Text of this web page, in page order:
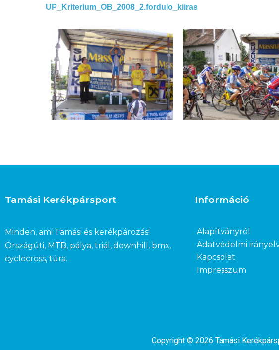
UP_Kriterium_OB_2008_2.fordulo_kiiras
Tamási Kerékpársport
Minden, ami Tamási és kerékpározás!
Országúti, MTB, pálya, triál, downhill, bmx,
cyclocross, túra.
Információ
Alapítványról
Adatvédelmi
Kapcsolat
Impresszum
Copyright © 2026 Tamási